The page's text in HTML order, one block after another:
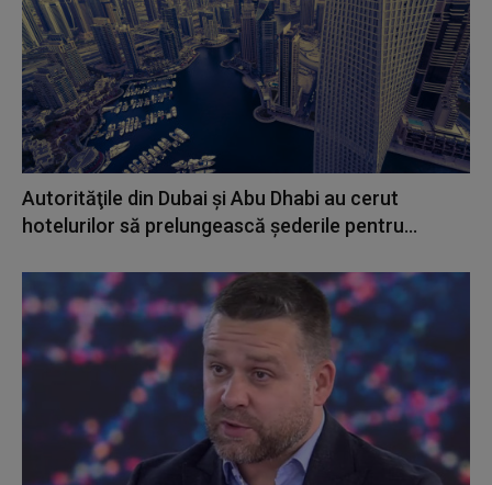
Autorităţile din Dubai şi Abu Dhabi au cerut
hotelurilor să prelungească şederile pentru...